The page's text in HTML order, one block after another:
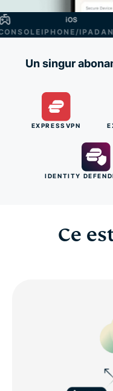
IPHONE/IPAD
Un singur
EXPRESSVPN
IDENTITY
Ce